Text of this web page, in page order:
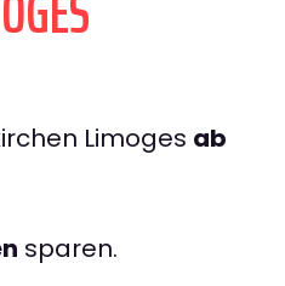
Limoges ab
sparen.